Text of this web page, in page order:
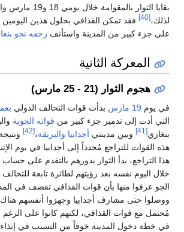
بقايا الثوار بالمقوامة
لذلك،[40]
فقد تمكن القذافي بحلول هذين
على جزء كبير من المدينة واستأنف زحفه نحو
المعركة الثانية
هجوم الثوار (21 - 25 مارس)
في يوم 19 مارس بدأت قوات التحالف الدولي
التي أدت إلى تدمير جزء كبير من قواته الجوية
بنغازي[41] وبين مدينتي أجدابيا والبريقة،[42]
هذه القوات للتراجع مُجدداً إلى أجدابيا في يوم
هذا التراجع، بدأ الثوار بدورهم بالتقدم على
خلال اليوم نفسه بعد رؤيتهم لطائرة تابعة
الجو عرفوا منها بأن قوات القذافي تقصف في
ووصلوا حتى مشارف أجدابيا وجهزوا أنفسهم
مُحتمل مع قوات القذافي، لكنهم كانوا على
في خطة دخول المدينة خوفاً من التسبب في إيذاء